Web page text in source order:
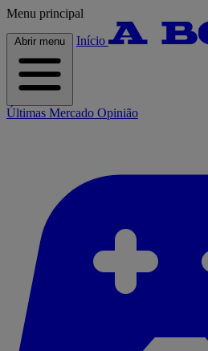
Menu principal
Abrir menu Início
Últimas Mercado Opinião